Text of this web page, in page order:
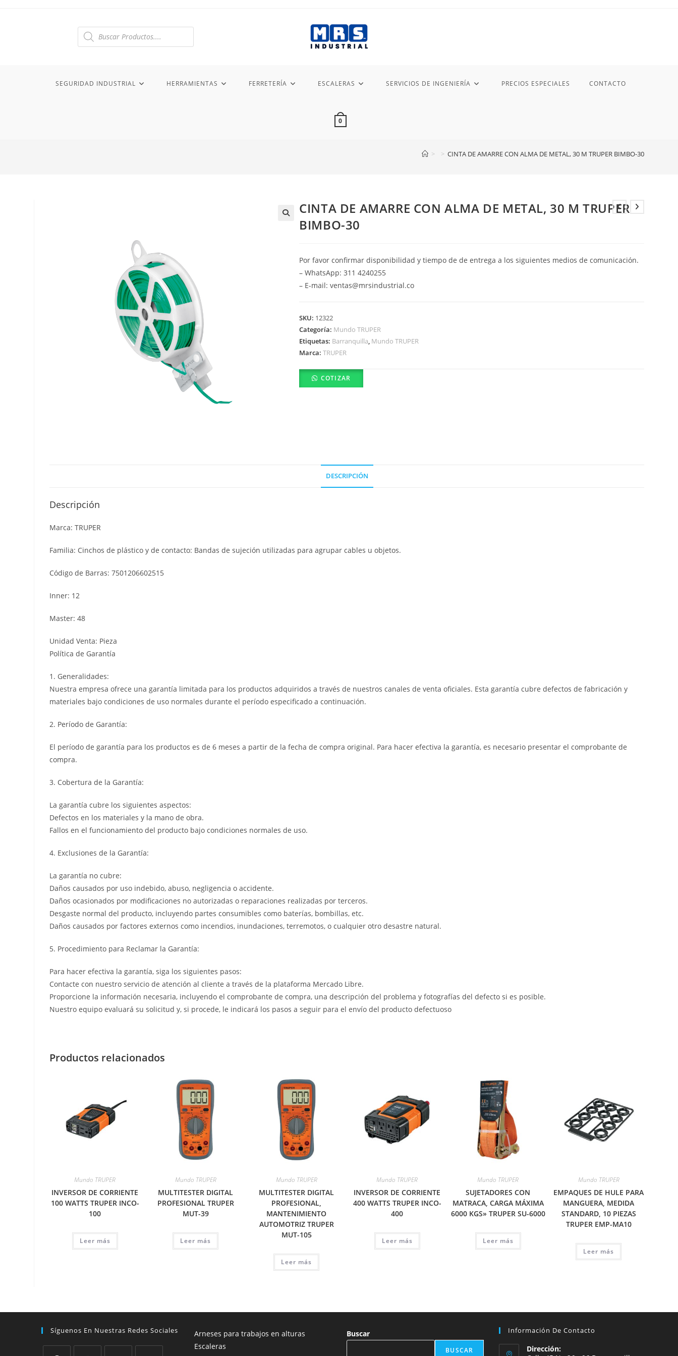
Búsqueda
SEGURIDAD INDUSTRIAL HERRAMIENTAS FERRETERÍA ESCALERAS SERVICIOS DE INGENIERÍA PRECIOS ESPECIALES CONTACTO
0
> > CINTA DE AMARRE CON ALMA DE METAL, 30 M TRUPER BIMBO-30
CINTA DE AMARRE CON ALMA DE METAL, 30 M TRUPER
BIMBO-30
Por favor confirmar disponibilidad y tiempo de de entrega a los siguientes medios de comunicación.
– WhatsApp: 311 4240255
– E-mail: ventas@mrsindustrial.co
SKU: 12322
Categoría: Mundo TRUPER
Etiquetas: Barranquilla Mundo TRUPER
Marca:TRUPER
COTIZAR
DESCRIPCIÓN
Descripción
Marca: TRUPER
Familia: Cinchos de plástico y de contacto: Bandas de sujeción utilizadas para agrupar cables u objetos.
Código de Barras: 7501206602515
Inner: 12
Master: 48
Unidad Venta: Pieza
Política de Garantía
1. Generalidades:
Nuestra empresa ofrece una garantía limitada para los productos adquiridos a través de nuestros canales de venta oficiales. Esta garantía cubre defectos de fabricación y
materiales bajo condiciones de uso normales durante el período especificado a continuación.
2. Período de Garantía:
El período de garantía para los productos es de 6 meses a partir de la fecha de compra original. Para hacer efectiva la garantía, es necesario presentar el comprobante de
compra.
3. Cobertura de la Garantía:
La garantía cubre los siguientes aspectos:
Defectos en los materiales y la mano de obra.
Fallos en el funcionamiento del producto bajo condiciones normales de uso.
4. Exclusiones de la Garantía:
La garantía no cubre:
Daños causados por uso indebido, abuso, negligencia o accidente.
Daños ocasionados por modificaciones no autorizadas o reparaciones realizadas por terceros.
Desgaste normal del producto, incluyendo partes consumibles como baterías, bombillas, etc.
Daños causados por factores externos como incendios, inundaciones, terremotos, o cualquier otro desastre natural.
5. Procedimiento para Reclamar la Garantía:
Para hacer efectiva la garantía, siga los siguientes pasos:
Contacte con nuestro servicio de atención al cliente a través de la plataforma Mercado Libre.
Proporcione la información necesaria, incluyendo el comprobante de compra, una descripción del problema y fotografías del defecto si es posible.
Nuestro equipo evaluará su solicitud y, si procede, le indicará los pasos a seguir para el envío del producto defectuoso
Productos relacionados
Mundo TRUPER
INVERSOR DE CORRIENTE
100 WATTS TRUPER INCO-
100
Leer más
Mundo TRUPER
MULTITESTER DIGITAL
PROFESIONAL TRUPER
MUT-39
Leer más
Mundo TRUPER
MULTITESTER DIGITAL
PROFESIONAL,
MANTENIMIENTO
AUTOMOTRIZ TRUPER
MUT-105
Leer más
Mundo TRUPER
INVERSOR DE CORRIENTE
400 WATTS TRUPER INCO-
400
Leer más
Mundo TRUPER
SUJETADORES CON
MATRACA, CARGA MÁXIMA
6000 KGS» TRUPER SU-6000
Leer más
Mundo TRUPER
EMPAQUES DE HULE PARA
MANGUERA, MEDIDA
STANDARD, 10 PIEZAS
TRUPER EMP-MA10
Leer más
Síguenos En Nuestras Redes Sociales
Arneses para trabajos en alturas
Escaleras
Buscar
BUSCAR
Información De Contacto
Dirección: